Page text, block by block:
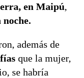
en Maipú,
además de
que la mujer,
se habría